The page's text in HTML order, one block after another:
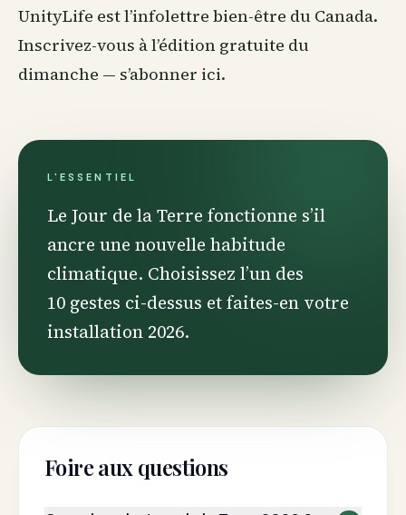
UnityLife est l’infolettre bien-être du Canada.
Inscrivez-vous à l’édition gratuite du
dimanche — s’abonner ici.
L'ESSENTIEL
Le Jour de la Terre fonctionne s’il
ancre une nouvelle habitude
climatique. Choisissez l’un des
10 gestes ci-dessus et faites-en votre
installation 2026.
Foire aux questions